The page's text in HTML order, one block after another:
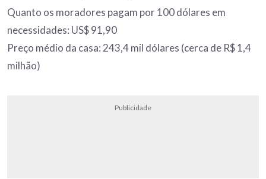
Quanto os moradores pagam por 100 dólares em
necessidades: US$ 91,90
Preço médio da casa: 243,4 mil dólares (cerca de R$ 1,4
milhão)
Publicidade